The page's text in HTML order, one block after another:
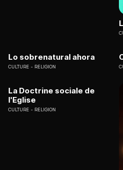
Lo sobrenatural ahora
CULTURE RELIGION
La Doctrine sociale de
l'Eglise
CULTURE RELIGION